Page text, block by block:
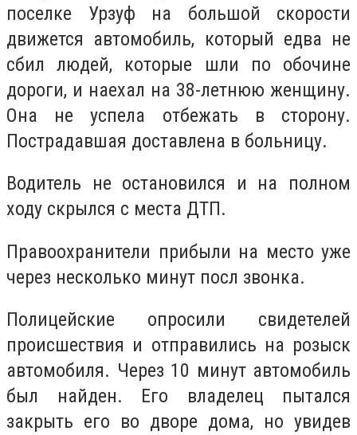
поселке Урзуф на большой скорости
движется автомобиль, который едва не
сбил людей, которые шли по обочине
дороги, и наехал на 38-летнюю женщину.
Она не успела отбежать в сторону.
Пострадавшая доставлена ​​в больницу.
Водитель не остановился и на полном
ходу скрылся с места ДТП.
Правоохранители прибыли на место уже
через несколько минут посл звонка.
Полицейские опросили свидетелей
происшествия и отправились на розыск
автомобиля. Через 10 минут автомобиль
был найден. Его владелец пытался
закрыть его во дворе дома, но увидев